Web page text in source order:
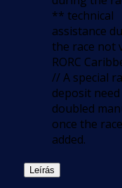
** technical
assistance
the race not
RORC
// A special
deposit
doubled
once the
added.
Leírás